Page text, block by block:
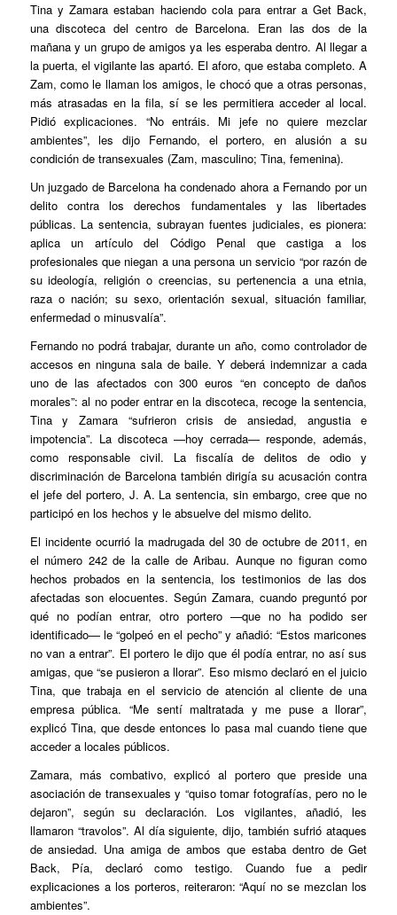
Tina y Zamara estaban haciendo cola para entrar a Get Back,
una discoteca del centro de Barcelona. Eran las dos de la
mañana y un grupo de amigos ya les esperaba dentro. Al llegar a
la puerta, el vigilante las apartó. El aforo, que estaba completo. A
Zam, como le llaman los amigos, le chocó que a otras personas,
más atrasadas en la fila, sí se les permitiera acceder al local.
Pidió explicaciones. “No entráis. Mi jefe no quiere mezclar
ambientes”, les dijo Fernando, el portero, en alusión a su
condición de transexuales (Zam, masculino; Tina, femenina).
Un juzgado de Barcelona ha condenado ahora a Fernando por un
delito contra los derechos fundamentales y las libertades
públicas. La sentencia, subrayan fuentes judiciales, es pionera:
aplica un artículo del Código Penal que castiga a los
profesionales que niegan a una persona un servicio “por razón de
su ideología, religión o creencias, su pertenencia a una etnia,
raza o nación; su sexo, orientación sexual, situación familiar,
enfermedad o minusvalía”.
Fernando no podrá trabajar, durante un año, como controlador de
accesos en ninguna sala de baile. Y deberá indemnizar a cada
uno de las afectados con 300 euros “en concepto de daños
morales”: al no poder entrar en la discoteca, recoge la sentencia,
Tina y Zamara “sufrieron crisis de ansiedad, angustia e
impotencia”. La discoteca —hoy cerrada— responde, además,
como responsable civil. La fiscalía de delitos de odio y
discriminación de Barcelona también dirigía su acusación contra
el jefe del portero, J. A. La sentencia, sin embargo, cree que no
participó en los hechos y le absuelve del mismo delito.
El incidente ocurrió la madrugada del 30 de octubre de 2011, en
el número 242 de la calle de Aribau. Aunque no figuran como
hechos probados en la sentencia, los testimonios de las dos
afectadas son elocuentes. Según Zamara, cuando preguntó por
qué no podían entrar, otro portero —que no ha podido ser
identificado— le “golpeó en el pecho” y añadió: “Estos maricones
no van a entrar”. El portero le dijo que él podía entrar, no así sus
amigas, que “se pusieron a llorar”. Eso mismo declaró en el juicio
Tina, que trabaja en el servicio de atención al cliente de una
empresa pública. “Me sentí maltratada y me puse a llorar”,
explicó Tina, que desde entonces lo pasa mal cuando tiene que
acceder a locales públicos.
Zamara, más combativo, explicó al portero que preside una
asociación de transexuales y “quiso tomar fotografías, pero no le
dejaron”, según su declaración. Los vigilantes, añadió, les
llamaron “travolos”. Al día siguiente, dijo, también sufrió ataques
de ansiedad. Una amiga de ambos que estaba dentro de Get
Back, Pía, declaró como testigo. Cuando fue a pedir
explicaciones a los porteros, reiteraron: “Aquí no se mezclan los
ambientes”.